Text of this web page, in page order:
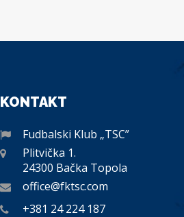
KONTAKT
Fudbalski Klub „TSC”
Plitvička 1.
24300 Bačka Topola
office@fktsc.com
+381 24 224 187